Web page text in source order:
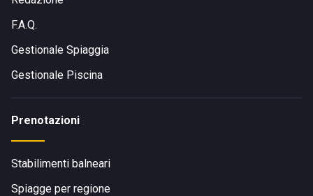
F.A.Q.
Gestionale Spiaggia
Gestionale Piscina
Prenotazioni
Stabilimenti balneari
Spiagge per regione